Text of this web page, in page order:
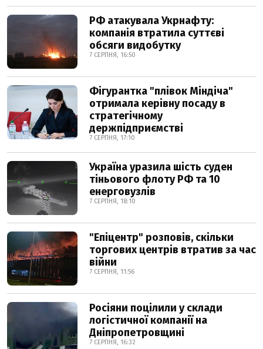
РФ атакувала Укрнафту:
компанія втратила суттєві
обсяги видобутку
7 СЕРПНЯ, 16:50
Фігурантка "плівок Міндіча"
отримала керівну посаду в
стратегічному
держпідприємстві
7 СЕРПНЯ, 17:10
Україна уразила шість суден
тіньового флоту РФ та 10
енерговузлів
7 СЕРПНЯ, 18:10
"Епіцентр" розповів, скільки
торгових центрів втратив за час
війни
7 СЕРПНЯ, 11:56
Росіяни поцілили у склади
логістичної компанії на
Дніпропетровщині
7 СЕРПНЯ, 16:32